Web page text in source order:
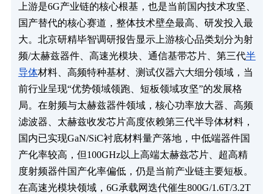
上游是6G产业链的核心根基，也是当前国内技术攻坚、
国产替代的核心赛道，整体技术壁垒最高、研发投入最
大。北京研精毕智调研报告显示上游核心品类划分为射
频/太赫兹器件、高速光模块、通信基带芯片、第三代半
导体材料、高频特种基材、测试仪器六大细分领域，当
前行业呈现“优势领域领跑、短板领域攻坚”的发展格
局。在射频与太赫兹器件领域，核心功率放大器、高频
滤波器、太赫兹收发芯片高度依赖第三代半导体材料，
国内已实现GaN/SiC衬底材料量产落地，中低端器件国
产化率较高，但100GHz以上高端太赫兹芯片、超高精
度射频器件国产化率偏低，仍是当前产业链主要短板。
在高速光模块领域，6G承载网迭代催生800G/1.6T/3.2T